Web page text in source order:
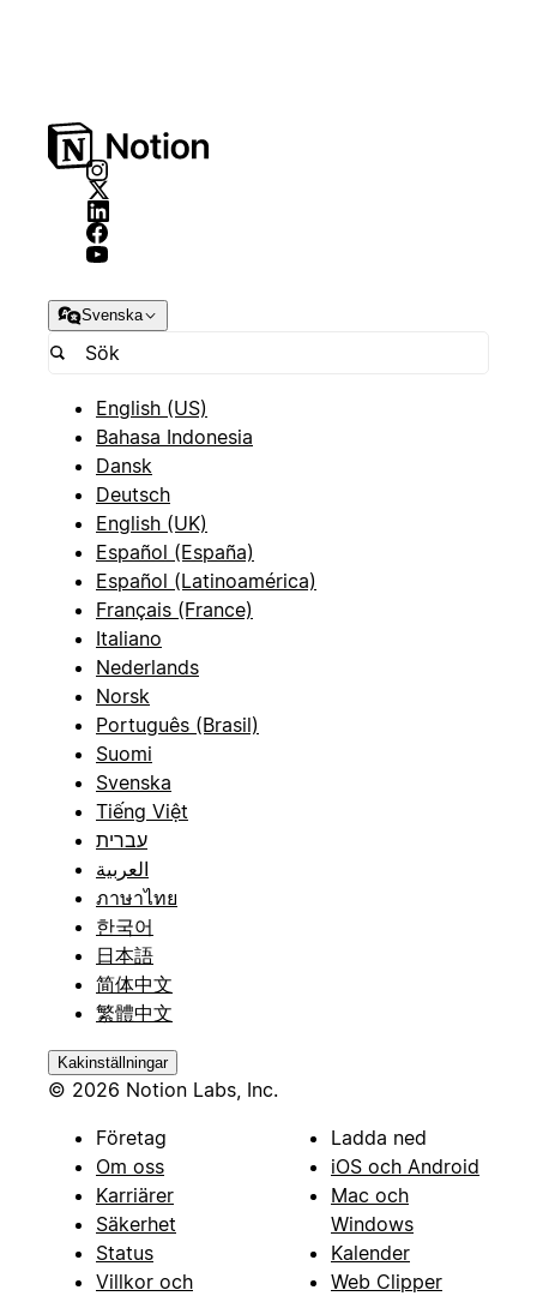
Svenska
English (US)
Bahasa Indonesia
Dansk
Deutsch
English (UK)
Español (España)
Español (Latinoamérica)
Français (France)
Italiano
Nederlands
Norsk
Português (Brasil)
Suomi
Svenska
Tiếng Việt
עברית
العربية
ภาษาไทย
한국어
日本語
简体中文
繁體中文
Kakinställningar
© 2026 Notion Labs, Inc.
Företag
Om oss
Karriärer
Säkerhet
Status
Villkor och
Ladda ned
iOS och Android
Mac och
Windows
Kalender
Web Clipper